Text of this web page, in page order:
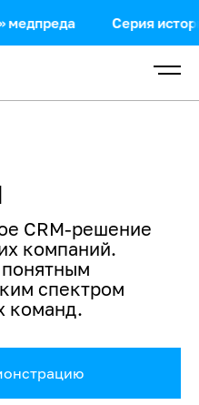
Серия
CRM-решение
компаний.
спектром
команд.